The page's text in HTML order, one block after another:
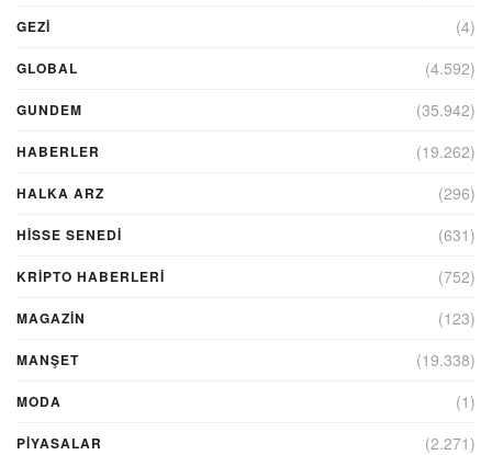
GEZI (4)
GLOBAL (4.592)
GUNDEM (35.942)
HABERLER (19.262)
HALKA ARZ (296)
HİSSE SENEDİ (631)
KRIPTO HABERLERI (752)
MAGAZİN (123)
MANŞET (19.338)
MODA (1)
PİYASALAR (2.271)